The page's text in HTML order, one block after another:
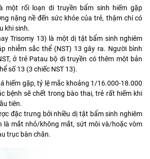
một rối loạn di truyền bẩm sinh hiếm gặp
nặng nề đến sức khỏe của trẻ, thậm chí có
khi sinh.
Trisomy 13) là một dị tật bẩm sinh nghiêm
nhiễm sắc thể (NST) 13 gây ra. Người bình
ở trẻ Patau bộ di truyền có thêm một bản
số 13 (3 chiếc NST 13).
hiếm gặp, tỷ lệ mắc khoảng 1/16.000-18.000
bệnh sẽ chết trong bào thai, trẻ rất hiếm khi
tiên.
đặc trưng bởi nhiều dị tật bẩm sinh nghiêm
là mắt nhỏ/không mắt, sứt môi và/hoặc vòm
trục bàn chân.